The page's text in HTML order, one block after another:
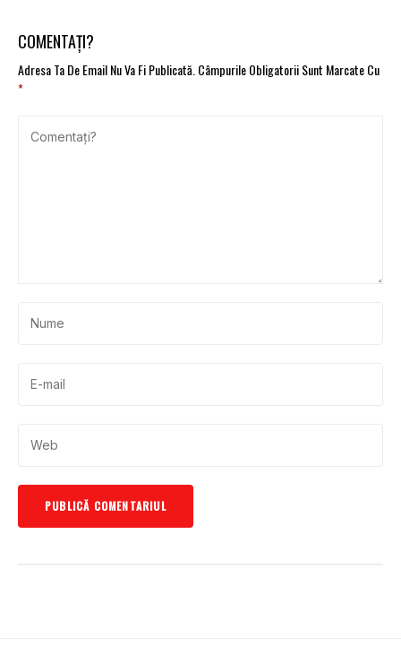
COMENTAȚI?
Adresa Ta De Email Nu Va Fi Publicată. Câmpurile Obligatorii Sunt Marcate Cu
*